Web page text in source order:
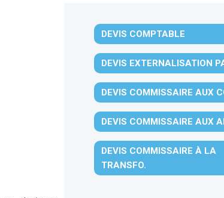
DEVIS COMPTABLE
DEVIS EXTERNALISATION
DEVIS COMMISSAIRE AUX
DEVIS COMMISSAIRE AUX
DEVIS COMMISSAIRE À LA
TRANSFO.